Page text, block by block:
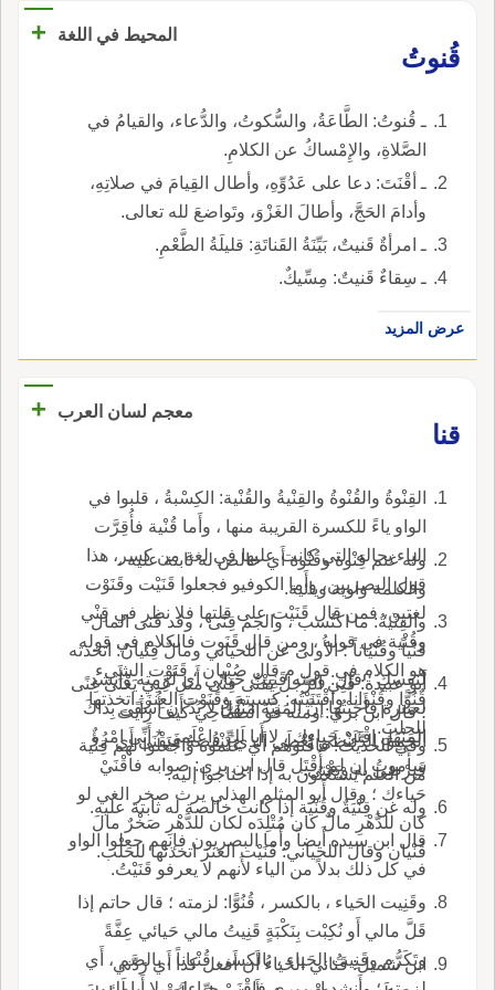
المحيط في اللغة
+
قُنوتُ
ـ قُنوتُ: الطَّاعَةُ، والسُّكوتُ، والدُّعاء، والقيامُ في
الصَّلاةِ، والإِمْساكُ عن الكلامِ.
ـ أقْنَتَ: دعا على عَدُوِّهِ، وأطال القِيامَ في صلاتِهِ،
وأدامَ الحَجَّ، وأطالَ الغَزْوَ، وتَواضعَ لله تعالى.
ـ امرأةٌ قَنيتٌ، بَيِّنَةُ القَناتَةِ: قليلَةُ الطَّعْمِ.
ـ سِقاءٌ قَنيتٌ: مِسِّيكٌ.
عرض المزيد
معجم لسان العرب
+
قنا
القِنْوةُ والقُنْوةُ والقِنْيةُ والقُنْية: الكِسْبةُ ، قلبوا في
الواو ياءً للكسرة القريبة منها ، وأَما قُنْية فأُقِرَّت
الياء بحاله التي كانت عليها في لغة من كسر، هذا
قول البصريين، وأَما الكوفيو فجعلوا قَنَيْت وقَنَوْت
لغتين، فمن قال قَنَيْت على قلتها فلا نظر في قِنْي
وقُنْية في قوله ، ومن قال قَنَوت فالكلام في قوله
هو الكلام في قول م قال صُبْيان ، قَنَوْت الشيء
قُنُوًّا وقُنْواناً واقْتَنَيْتُه: كسبته وقَنَوْت العنزَ: اتخذتها
للحلبَ.
وله غنم قِنْوة وقُنْوة أَي خالص له ثابتة عليه ،
والكلمة واوية ويائية.
والقِنْيةُ: ما اكتُسب ، والجم قِنًى ، وقد قَنى المال
قَنْياً وقُنْياناً ؛ الأُولى عن اللحياني ومالٌ قِنْيانٌ: اتخذته
لنفسك ؛ قال: ومنه قَنِيتُ حَيائي أَي لَزِمته وأَنشد
لعنترة فأَجَبْتُها إنَّ المَنِيَّةَ مَنْهَلٌ لا بُدَّ أَن أُسْقَى بِذاكَ
المَنْهَل إقْنَيْ حَياءكِ ، لا أَبا لَكِ واعْلَمي * أَنِّي امْرُؤٌ
سأَموتُ إن لم أُقْتَل قال ابن بري: صوابه فاقْنَيْ
حَياءك ؛ وقال أَبو المثلم الهذلي يرث صخر الغي لو
كان للدَّهْرِ مالٌ كان مُتْلِدَه لكان للدَّهْرِ صَخْرٌ مالَ
قُنْيان وقال اللحياني: قَنَيْت العنز اتخذتها للحَلْب.
أَبو عبيدة: قَنِي الرَّجل يَقْنَى قِنًى مثل غَنِيَ يَغْنَى غِنًى
؛ قال ابن بري: ومنه قو الطَّمَّاحِي كيفَ رأَيتَ
الحَمِقَ الدَّلَنْظَى يُعْطَى الذي يَنْقُصهُ فَيَقْنَى أَي
فَيرْضِى به ويَغْنى.
وفي الحديث: فاقْنُوهم أَي عَلِّموه واجعلوا لهم قِنْية
من العلم يَسْتَغْنُون به إذا احتاجوا إليه.
وله غن قِنْيَةٌ وقُنْية إذا كانت خالصة له ثابتة عليه.
قال ابن سيده أَيضاً وأَما البصريون فإنهم جعلوا الواو
في كل ذلك بدلاً من الياء لأَنهم لا يعرفو قَنَيْتُ.
وقَنِيت الحَياء ، بالكسر ، قُنُوًّا: لزمته ؛ قال حاتم إذا
قَلَّ مالي أَو نُكِبْت بِنَكْبَةٍ قَنِيتُ مالي حَيائي عِفَّةً
وتَكَرُّم وقَنِيتُ الحَياء ، بالكسر، قُنْياناً ، بالضم ، أَي
ابن شميل: قَناني الحَياءُ أَن أَفعل كذا أَي رَدَّني